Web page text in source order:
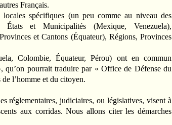
Français.
spécifiques (un peu comme au niveau des
États et Municipalités (Mexique, Venezuela),
et Cantons (Équateur), Régions, Provinces
Colombie, Équateur, Pérou) ont en commun
qu’on pourrait traduire par « Office de Défense du
l’homme et du citoyen.
réglementaires, judiciaires, ou législatives, visent à
aux corridas. Nous allons citer les démarches